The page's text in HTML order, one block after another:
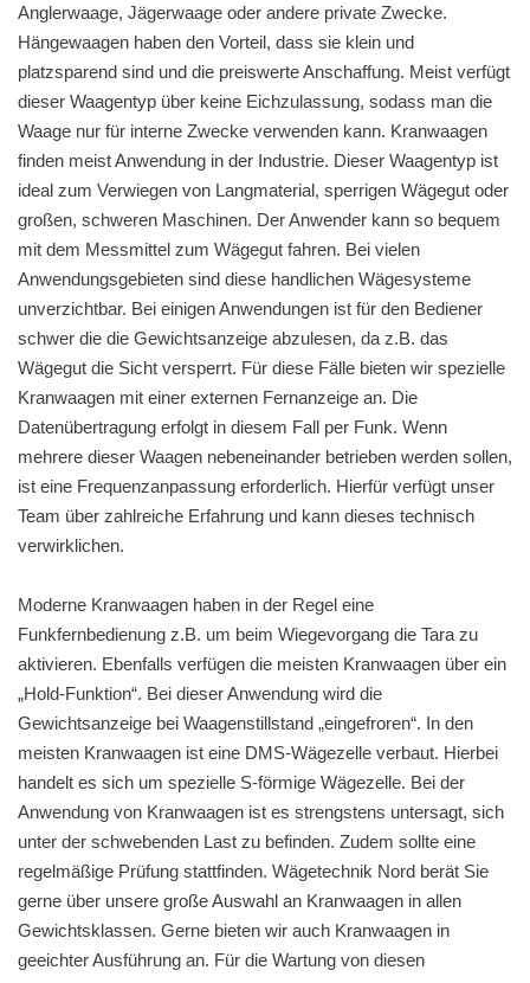
Anglerwaage, Jägerwaage oder andere private Zwecke.
Hängewaagen haben den Vorteil, dass sie klein und
platzsparend sind und die preiswerte Anschaffung. Meist verfügt
dieser Waagentyp über keine Eichzulassung, sodass man die
Waage nur für interne Zwecke verwenden kann. Kranwaagen
finden meist Anwendung in der Industrie. Dieser Waagentyp ist
ideal zum Verwiegen von Langmaterial, sperrigen Wägegut oder
großen, schweren Maschinen. Der Anwender kann so bequem
mit dem Messmittel zum Wägegut fahren. Bei vielen
Anwendungsgebieten sind diese handlichen Wägesysteme
unverzichtbar. Bei einigen Anwendungen ist für den Bediener
schwer die die Gewichtsanzeige abzulesen, da z.B. das
Wägegut die Sicht versperrt. Für diese Fälle bieten wir spezielle
Kranwaagen mit einer externen Fernanzeige an. Die
Datenübertragung erfolgt in diesem Fall per Funk. Wenn
mehrere dieser Waagen nebeneinander betrieben werden sollen,
ist eine Frequenzanpassung erforderlich. Hierfür verfügt unser
Team über zahlreiche Erfahrung und kann dieses technisch
verwirklichen.
Moderne Kranwaagen haben in der Regel eine
Funkfernbedienung z.B. um beim Wiegevorgang die Tara zu
aktivieren. Ebenfalls verfügen die meisten Kranwaagen über ein
„Hold-Funktion“. Bei dieser Anwendung wird die
Gewichtsanzeige bei Waagenstillstand „eingefroren“. In den
meisten Kranwaagen ist eine DMS-Wägezelle verbaut. Hierbei
handelt es sich um spezielle S-förmige Wägezelle. Bei der
Anwendung von Kranwaagen ist es strengstens untersagt, sich
unter der schwebenden Last zu befinden. Zudem sollte eine
regelmäßige Prüfung stattfinden. Wägetechnik Nord berät Sie
gerne über unsere große Auswahl an Kranwaagen in allen
Gewichtsklassen. Gerne bieten wir auch Kranwaagen in
geeichter Ausführung an. Für die Wartung von diesen